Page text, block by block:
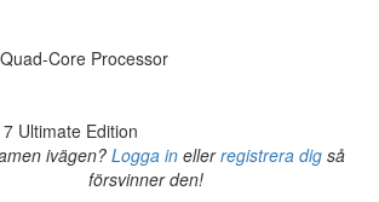
Core Processor
Ultimate Edition
ivägen?Logga inellerregistrera digså
försvinner den!